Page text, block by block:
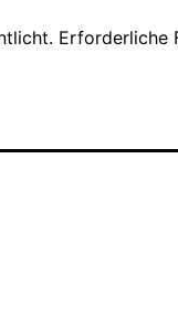
Erforderliche